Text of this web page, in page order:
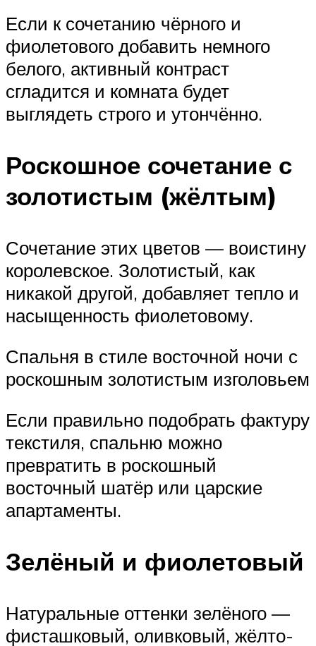
Если к сочетанию чёрного и
фиолетового добавить немного
белого, активный контраст
сгладится и комната будет
выглядеть строго и утончённо.
Роскошное сочетание с
золотистым (жёлтым)
Сочетание этих цветов — воистину
королевское. Золотистый, как
никакой другой, добавляет тепло и
насыщенность фиолетовому.
Спальня в стиле восточной ночи с
роскошным золотистым изголовьем
Если правильно подобрать фактуру
текстиля, спальню можно
превратить в роскошный
восточный шатёр или царские
апартаменты.
Зелёный и фиолетовый
Натуральные оттенки зелёного —
фисташковый, оливковый, жёлто-